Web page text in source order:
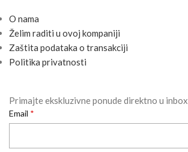
O nama
Želim raditi u ovoj kompaniji
Zaštita podataka o transakciji
Politika privatnosti
Primajte ekskluzivne ponude direktno u inbox
Email